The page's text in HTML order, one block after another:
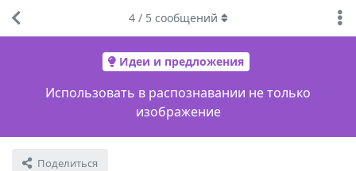
Идеи и предложения
Использовать в распознавании не только
изображение
Поделиться
4/ 5 сообщений